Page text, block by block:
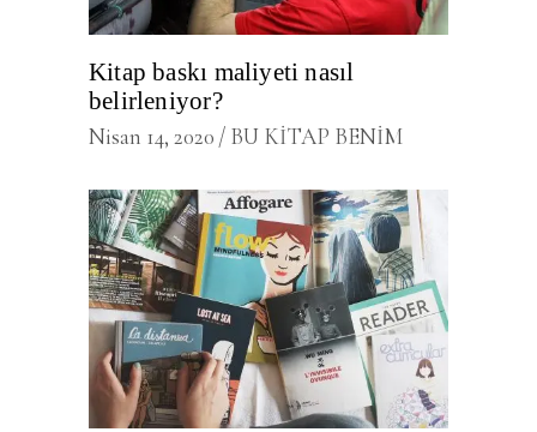
Kitap baskı maliyeti nasıl
belirleniyor?
Nisan 14, 2020 BU KİTAP BENİM